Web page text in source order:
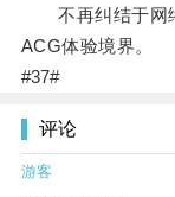
不再纠结于网络
ACG体验境界。
#37#
评论
游客